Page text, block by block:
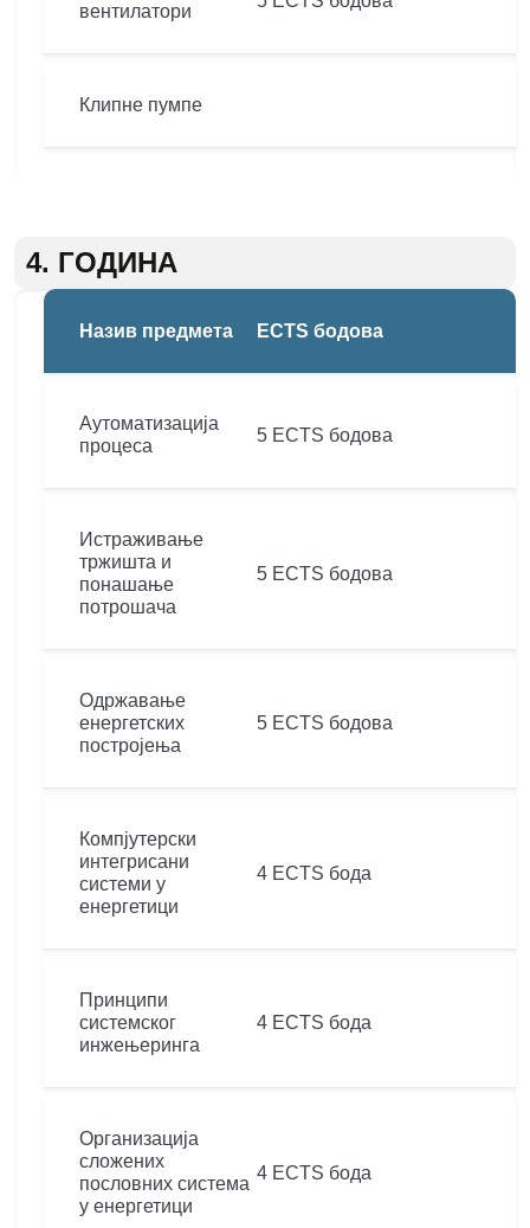
вентилатори
Клипне пумпе
4. ГОДИНА
Назив предмета ECTS бодова
Аутоматизација
процеса
5 ECTS бодова
Истраживање
тржишта и
понашање
потрошача
5 ECTS бодова
Одржавање
енергетских
постројења
5 ECTS бодова
Компјутерски
интегрисани
системи у
енергетици
4 ECTS бода
Принципи
системског
инжењеринга
4 ECTS бода
Организација
сложених
пословних система
у енергетици
4 ECTS бода